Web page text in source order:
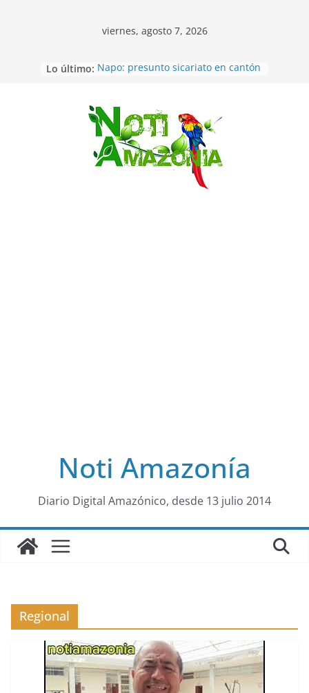
Saltar
al
viernes, agosto 7, 2026
Lo último: Napo: presunto sicariato en cantón
desaparecidos fueron encontrados
muertos en Puerto lopez
Sentencian a 34 años de prisión a
implicados en caso de Alison,
oriunda de Tena
Vozinha, el arquero sensación de
cabo Verde, ya llegó para
Noti Amazonía
Diario Digital Amazónico, desde 13 julio 2014
Regional